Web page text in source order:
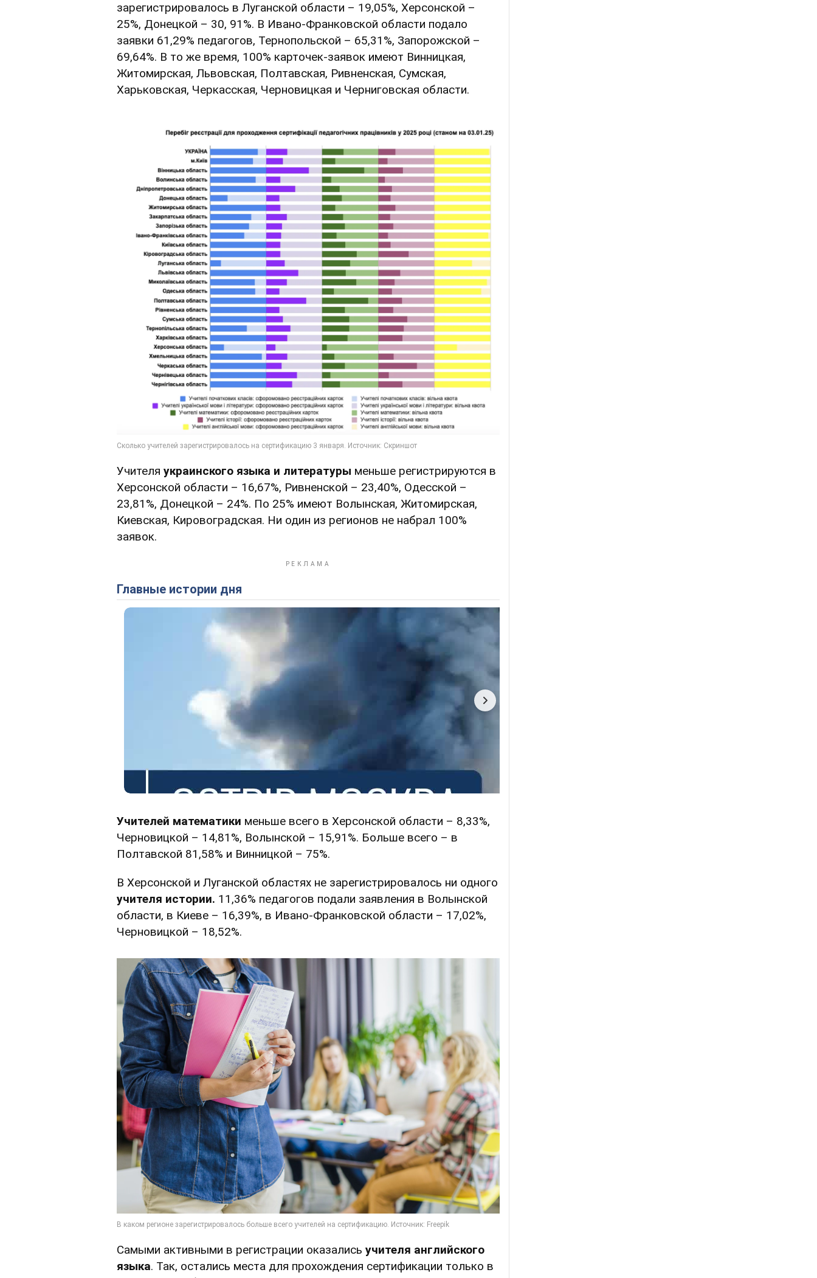
зарегистрировалось в Луганской области – 19,05%, Херсонской –
25%, Донецкой – 30, 91%. В Ивано-Франковской области подало
заявки 61,29% педагогов, Тернопольской – 65,31%, Запорожской –
69,64%. В то же время, 100% карточек-заявок имеют Винницкая,
Житомирская, Львовская, Полтавская, Ривненская, Сумская,
Харьковская, Черкасская, Черновицкая и Черниговская области.
Учителя украинского языка и литературы меньше регистрируются в
Херсонской области – 16,67%, Ривненской – 23,40%, Одесской –
23,81%, Донецкой – 24%. По 25% имеют Волынская, Житомирская,
Киевская, Кировоградская. Ни один из регионов не набрал 100%
заявок.
Главные истории дня
Учителей математики меньше всего в Херсонской области – 8,33%,
Черновицкой – 14,81%, Волынской – 15,91%. Больше всего – в
Полтавской 81,58% и Винницкой – 75%.
В Херсонской и Луганской областях не зарегистрировалось ни одного
учителя истории. 11,36% педагогов подали заявления в Волынской
области, в Киеве – 16,39%, в Ивано-Франковской области – 17,02%,
Черновицкой – 18,52%.
Самыми активными в регистрации оказались учителя английского
языка. Так, остались места для прохождения сертификации только в